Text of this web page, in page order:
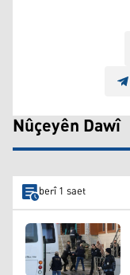
Nûçeyên Dawî
berî 1 saet